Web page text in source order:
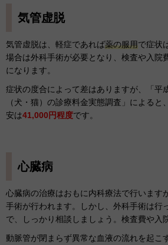
気管虚脱
気管虚脱は、軽症であれば薬の服用で症状
場合は外科手術が必要となり、検査や入院
になります。
症状の度合によって差はありますが、「平
（犬・猫）の診療料金実態調査」によると
安は41,000円程度です。
心臓病
心臓病の治療はおもに内科療法で行います
手術が行われます。しかし、外科手術は行
で、しっかり相談しましょう。検査費や入
動脈管が閉まらず異常な血液の流れを起こ